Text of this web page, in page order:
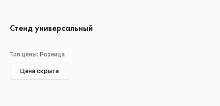
Стенд универсальный
Тип цены: Розница
Цена скрыта